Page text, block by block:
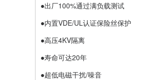
●出厂100%通过满负载测试
●内置VDE/UL认证保险丝保护
●高压4KV隔离
●寿命可达20年
●超低电磁干扰/噪音